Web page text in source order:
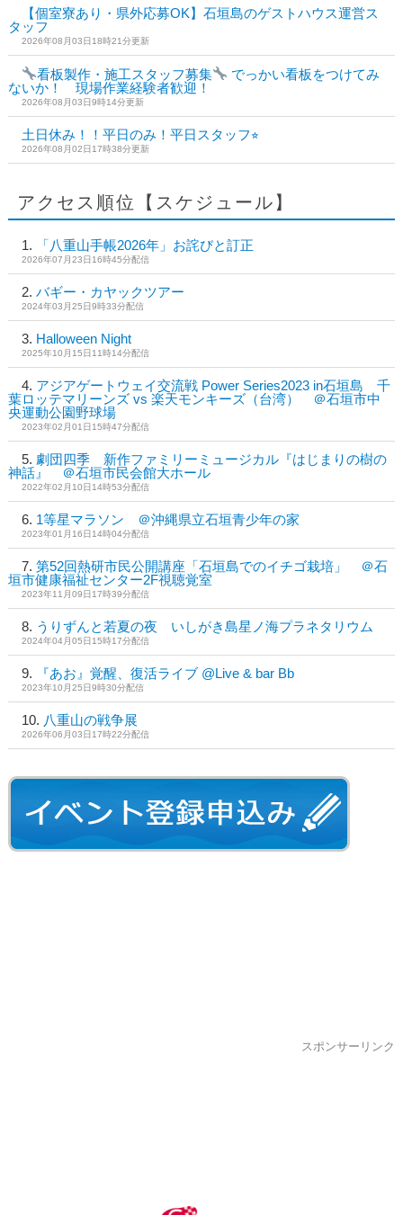
【個室寮あり・県外応募OK】石垣島のゲストハウス運営ス
タッフ
2026年08月03日18時21分更新
看板製作・施工スタッフ募集
でっかい看板をつけてみ
ないか！ 現場作業経験者歓迎！
2026年08月03日9時14分更新
土日休み！！平日のみ！平日スタッフ⭐︎
2026年08月02日17時38分更新
アクセス順位【スケジュール】
「八重山手帳2026年」お詫びと訂正
2026年07月23日16時45分配信
バギー・カヤックツアー
2024年03月25日9時33分配信
Halloween Night
2025年10月15日11時14分配信
アジアゲートウェイ交流戦 Power Series2023 in石垣島 千
葉ロッテマリーンズ vs 楽天モンキーズ（台湾） ＠石垣市中
央運動公園野球場
2023年02月01日15時47分配信
劇団四季 新作ファミリーミュージカル『はじまりの樹の
神話』 ＠石垣市民会館大ホール
2022年02月10日14時53分配信
1等星マラソン ＠沖縄県立石垣青少年の家
2023年01月16日14時04分配信
第52回熱研市民公開講座「石垣島でのイチゴ栽培」 ＠石
垣市健康福祉センター2F視聴覚室
2023年11月09日17時39分配信
うりずんと若夏の夜 いしがき島星ノ海プラネタリウム
2024年04月05日15時17分配信
『あお』覚醒、復活ライブ @Live & bar Bb
2023年10月25日9時30分配信
八重山の戦争展
2026年06月03日17時22分配信
スポンサーリンク